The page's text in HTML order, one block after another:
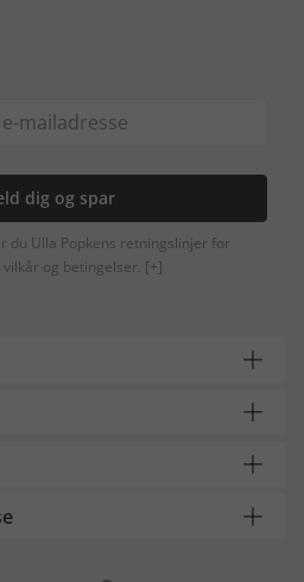
dig og spar
du Ulla Popkens retningslinjer for
og betingelser. [+]